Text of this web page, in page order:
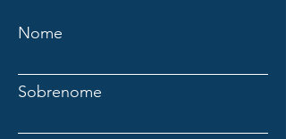
Nome
Sobrenome